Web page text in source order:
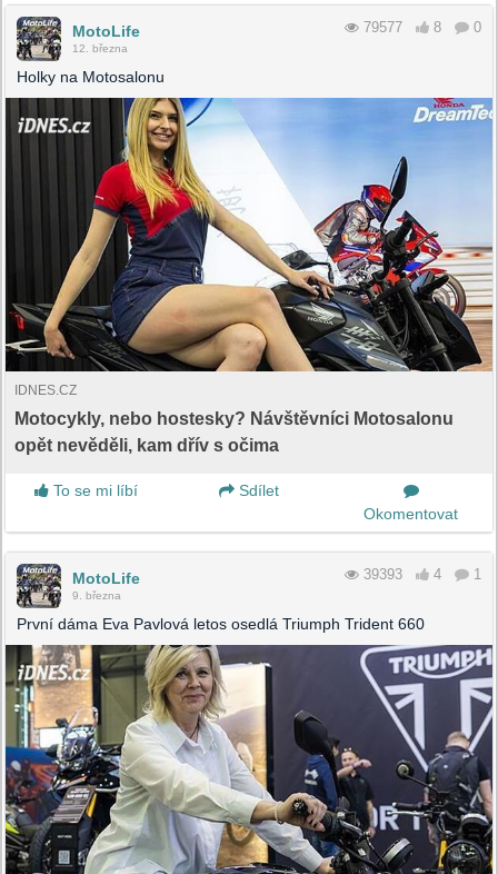
MotoLife
12. března
79577 8 0
Holky na Motosalonu
IDNES.CZ
Motocykly, nebo hostesky? Návštěvníci Motosalonu
opět nevěděli, kam dřív s očima
To se mi líbí
Sdílet
Okomentovat
MotoLife
9. března
39393 4 1
První dáma Eva Pavlová letos osedlá Triumph Trident 660